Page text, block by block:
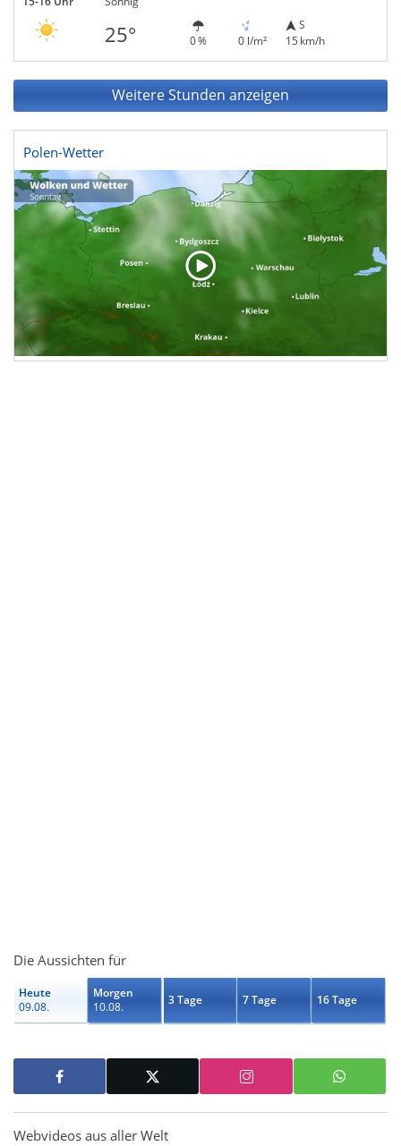
25° 0 % 0 l/m²
S
15 km/h
Weitere Stunden anzeigen
Polen-Wetter
Die Aussichten für
Heute
09.08.
Morgen
10.08.
3 Tage 7 Tage 16 Tage
Webvideos aus aller Welt